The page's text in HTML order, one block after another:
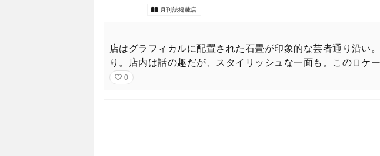
月刊誌掲載店
店はグラフィカルに配置された石畳が印象的な芸者通り沿い
り。店内は話の趣だが、スタイリッシュな一面も。このロケ
0